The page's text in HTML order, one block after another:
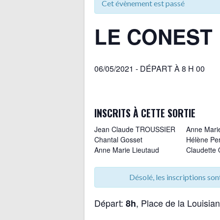
Cet évènement est passé
LE CONEST
06/05/2021 - DÉPART À 8 H 00
INSCRITS À CETTE SORTIE
Jean Claude TROUSSIER
Chantal Gosset
Anne Marie Lieutaud
Michel ALAIMO
Michèle Vescovi
Nicole HIEST
joséphine katgely
Monique Troussier
Anne
Hélène
Claudette
Chantal
Michèle
Alain Picut
Désolé, les inscriptions
Départ: 8h, Place de la